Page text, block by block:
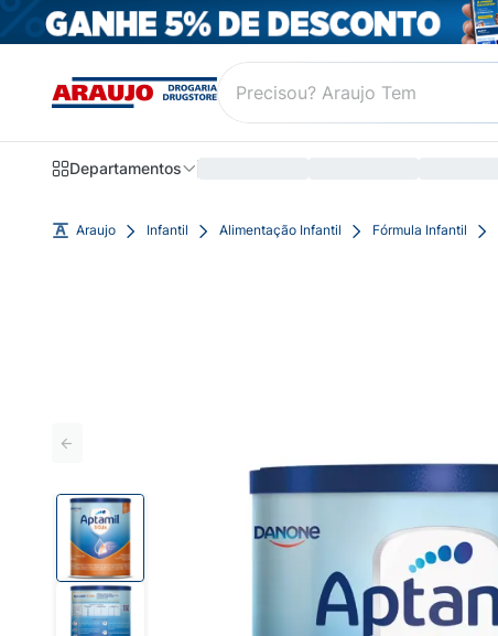
Departamentos
Araujo Infantil Alimentação Infantil Fórmula Infantil